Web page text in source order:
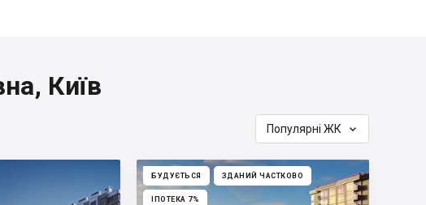
Київ
Популярні ЖК 
БУДУЄТЬСЯ ЗДАНИЙ ЧАСТКОВО
ІПОТЕКА 7%